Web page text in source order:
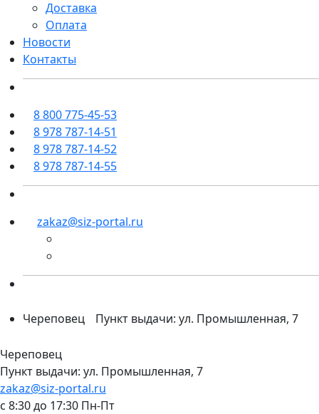
Доставка
Оплата
Новости
Контакты
8 800 775-45-53
8 978 787-14-51
8 978 787-14-52
8 978 787-14-55
zakaz@siz-portal.ru
Череповец Пункт выдачи: ул. Промышленная, 7
Череповец
Пункт выдачи: ул. Промышленная, 7
zakaz@siz-portal.ru
c 8:30 до 17:30 Пн-Пт